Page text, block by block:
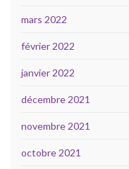
mars 2022
février 2022
janvier 2022
décembre 2021
novembre 2021
octobre 2021